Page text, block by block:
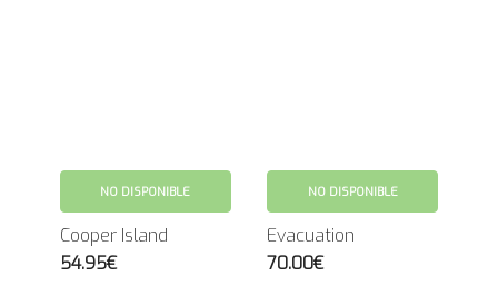
NO DISPONIBLE
Cooper Island
54.95€
NO DISPONIBLE
Evacuation
70.00€